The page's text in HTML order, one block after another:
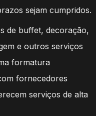
sejam cumpridos.
de buffet, decoração,
e outros serviços
formatura
fornecedores
serviços de alta